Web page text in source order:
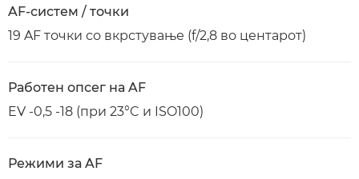
AF-систем / точки
19 AF точки со вкрстување (f/2,8 во центарот)
Работен опсег на AF
EV -0,5 -18 (при 23°C и ISO100)
Режими за AF